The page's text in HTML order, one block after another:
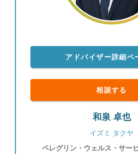
アドバイザー詳細ペ
相談する
和泉 卓也
イズミ タクヤ
ペレグリン・ウェルス・サー